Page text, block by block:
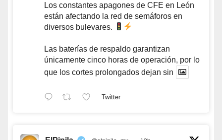
Los constantes apagones de CFE en León
están afectando la red de semáforos en
diversos bulevares.
Las baterías de respaldo garantizan
únicamente cinco horas de operación, por lo
que los cortes prolongados dejan sin
Twitter